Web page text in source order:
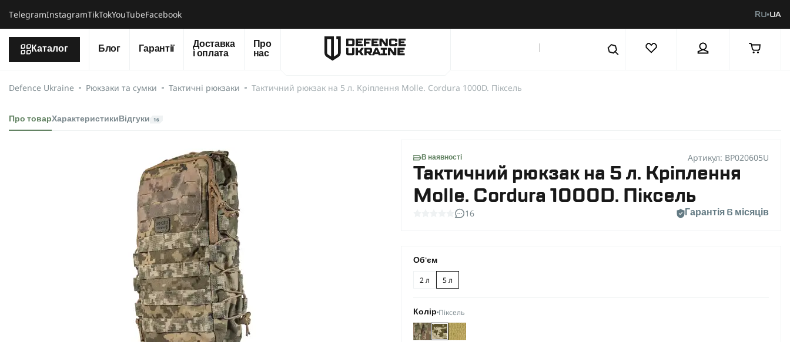
ТelegramInstagramTikTokYouTubeFacebook RU UA
Каталог Блог Гарантії
Доставка
і оплата
Про
нас
Defence Ukraine Рюкзаки та сумки Тактичні рюкзаки Тактичний рюкзак на 5 л. Кріплення Molle. Cordura 1000D. Піксель
Про товарХарактеристики Відгуки 16
В наявності Артикул: BP020605U
Тактичний рюкзак на 5 л. Кріплення
Molle. Cordura 1000D. Піксель
16 Гарантія 6 місяців
Об'єм
2 л 5 л
Колір Піксель